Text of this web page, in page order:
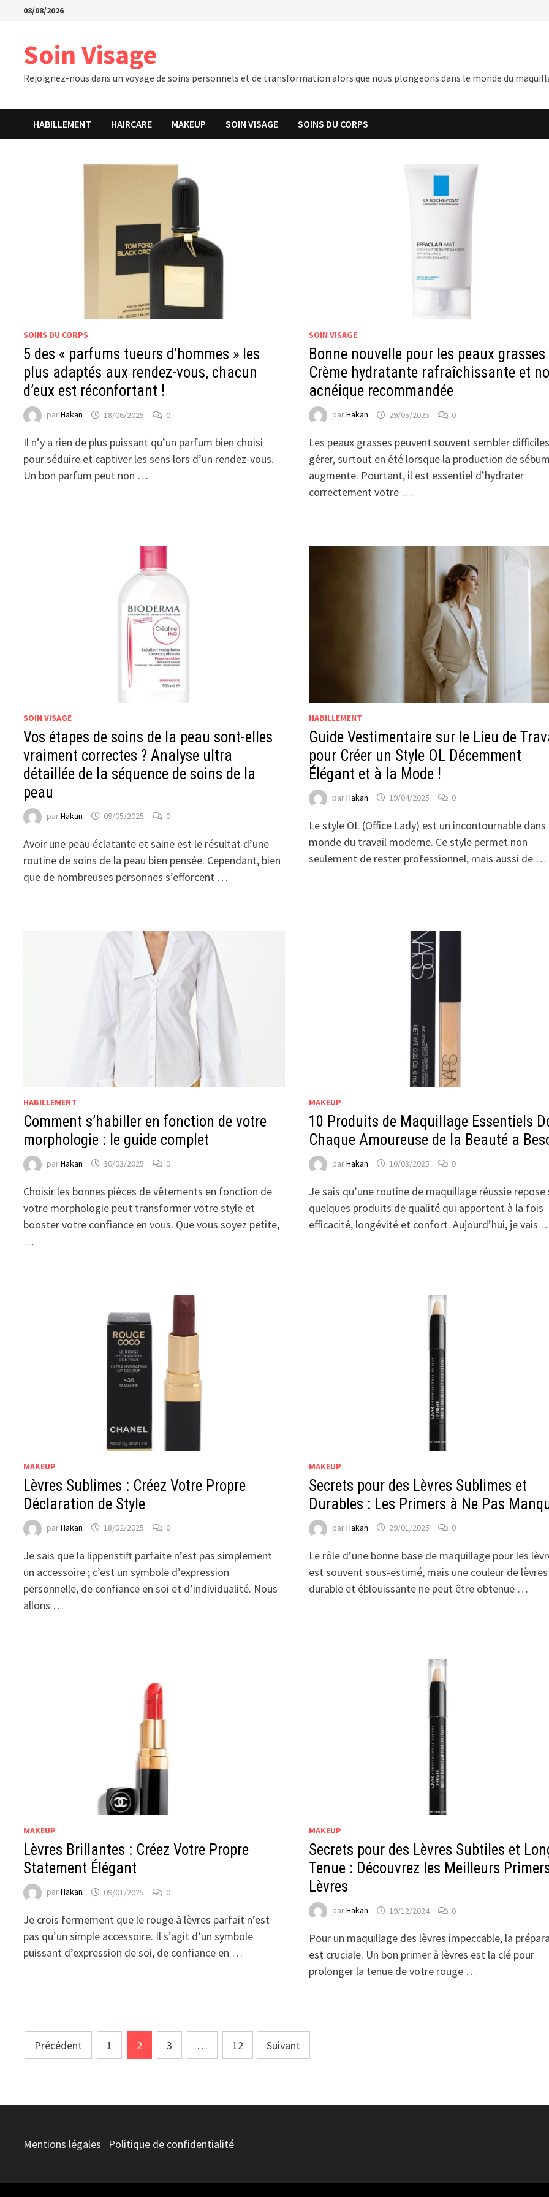
Passer08/08/2026
Soin Visage
Rejoignez-nous dans un voyage de soins personnels et de transformation alors que nous plongeons dans le monde du
HABILLEMENT HAIRCARE MAKEUP SOIN VISAGE SOINS DU CORPS
SOINS DU CORPS
5 des « parfums tueurs d’hommes » les
plus adaptés aux rendez-vous, chacun
d’eux est réconfortant !
parHakan 18/06/2025 0
Il n’y a rien de plus puissant qu’un parfum bien choisi
pour séduire et captiver les sens lors d’un rendez-vous.
Un bon parfum peut non …
SOIN VISAGE
Bonne nouvelle pour les peaux grasses
Crème hydratante rafraîchissante et
acnéique recommandée
parHakan 29/05/2025 0
Les peaux grasses peuvent souvent sembler
gérer, surtout en été lorsque la production de
augmente. Pourtant, il est essentiel d’hydrater
correctement votre …
SOIN VISAGE
Vos étapes de soins de la peau sont-elles
vraiment correctes ? Analyse ultra
détaillée de la séquence de soins de la
peau
parHakan 09/05/2025 0
Avoir une peau éclatante et saine est le résultat d’une
routine de soins de la peau bien pensée. Cependant, bien
que de nombreuses personnes s’efforcent …
HABILLEMENT
Guide Vestimentaire sur le Lieu de
pour Créer un Style OL Décemment
Élégant et à la Mode !
parHakan 19/04/2025 0
Le style OL (Office Lady) est un incontournable dans
monde du travail moderne. Ce style permet non
seulement de rester professionnel, mais aussi de …
HABILLEMENT
Comment s’habiller en fonction de votre
morphologie : le guide complet
parHakan 30/03/2025 0
Choisir les bonnes pièces de vêtements en fonction de
votre morphologie peut transformer votre style et
booster votre confiance en vous. Que vous soyez petite,
…
MAKEUP
10 Produits de Maquillage Essentiels
Chaque Amoureuse de la Beauté a
parHakan 10/03/2025 0
Je sais qu’une routine de maquillage réussie repose
quelques produits de qualité qui apportent à la fois
efficacité, longévité et confort. Aujourd’hui, je vais
MAKEUP
Lèvres Sublimes : Créez Votre Propre
Déclaration de Style
parHakan 18/02/2025 0
Je sais que la lippenstift parfaite n’est pas simplement
un accessoire ; c’est un symbole d’expression
personnelle, de confiance en soi et d’individualité. Nous
allons …
MAKEUP
Secrets pour des Lèvres Sublimes et
Durables : Les Primers à Ne Pas
parHakan 29/01/2025 0
Le rôle d’une bonne base de maquillage pour les
est souvent sous-estimé, mais une couleur de lèvres
durable et éblouissante ne peut être obtenue …
MAKEUP
Lèvres Brillantes : Créez Votre Propre
Statement Élégant
parHakan 09/01/2025 0
Je crois fermement que le rouge à lèvres parfait n’est
pas qu’un simple accessoire. Il s’agit d’un symbole
puissant d’expression de soi, de confiance en …
MAKEUP
Secrets pour des Lèvres Subtiles et
Tenue : Découvrez les Meilleurs
Lèvres
parHakan 19/12/2024 0
Pour un maquillage des lèvres impeccable, la
est cruciale. Un bon primer à lèvres est la clé pour
prolonger la tenue de votre rouge …
Pagination
des
Précédent 1 2 3 … 12 Suivant
Mentions légales Politique de confidentialité